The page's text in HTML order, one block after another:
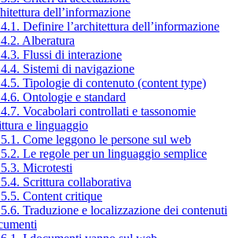
dell’informazione
Definire l’architettura dell’informazione
Alberatura
Flussi di interazione
Sistemi di navigazione
Tipologie di contenuto (content type)
Ontologie e standard
Vocabolari controllati e tassonomie
e linguaggio
Come leggono le persone sul web
Le regole per un linguaggio semplice
Microtesti
Scrittura collaborativa
Content critique
Traduzione e localizzazione dei contenuti